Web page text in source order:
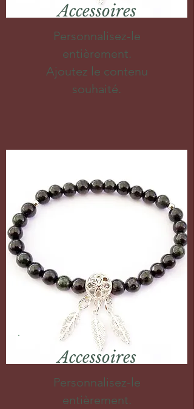
Accessoires
Personnalisez-le
entièrement.
Ajoutez le contenu
souhaité.
Accessoires
Personnalisez-le
entièrement.